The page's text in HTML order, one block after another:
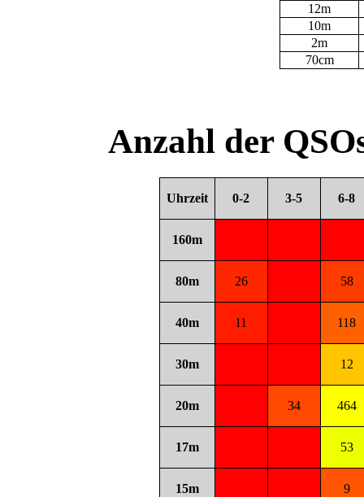
12m
10m
2m
70cm
Anzahl der
Uhrzeit 0-2 3-5 6-8
160m
80m 26 58
40m 11 118
30m 12
20m 34 464
17m 53
15m 9